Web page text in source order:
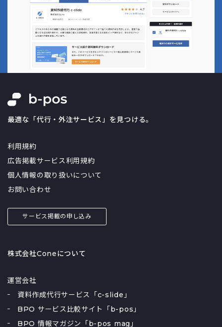
最適な「代行・外注サービス」を見つける。
利用規約
広告掲載サービス利用規約
個人情報の取り扱いについて
お問い合わせ
サービス掲載の申し込み
株式会社Coneについて
運営会社
資料作成代行サービス「c-slide」
BPO サービス比較サイト「b-pos」
BPO 情報マガジン「b-pos mag」